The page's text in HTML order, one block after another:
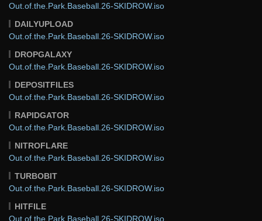
Out.of.the.Park.Baseball.26-SKIDROW.iso
DAILYUPLOAD
Out.of.the.Park.Baseball.26-SKIDROW.iso
DROPGALAXY
Out.of.the.Park.Baseball.26-SKIDROW.iso
DEPOSITFILES
Out.of.the.Park.Baseball.26-SKIDROW.iso
RAPIDGATOR
Out.of.the.Park.Baseball.26-SKIDROW.iso
NITROFLARE
Out.of.the.Park.Baseball.26-SKIDROW.iso
TURBOBIT
Out.of.the.Park.Baseball.26-SKIDROW.iso
HITFILE
Out.of.the.Park.Baseball.26-SKIDROW.iso